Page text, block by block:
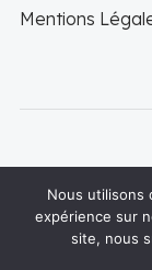
Mentions
Copyright
Nous utilisons
expérience sur
site, nous